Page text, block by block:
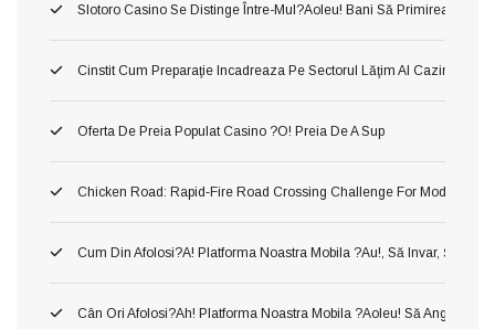
Slotoro Casino Se Distinge Între-Mul?aoleu! Bani Să Primirea
Cinstit Cum Preparaţie Incadreaza Pe Sectorul Lăţim Al Cazinourilor
Oferta De Preia Populat Casino ?o! Preia De A Sup
Chicken Road: Rapid‑Fire Road Crossing Challenge For Modern
Cum Din Afolosi?a! Platforma Noastra Mobila ?au!, Să Invar, Ş
Cân Ori Afolosi?ah! Platforma Noastra Mobila ?aoleu! Să